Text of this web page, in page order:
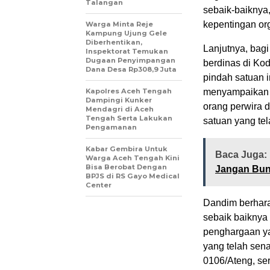
sebaik-
kepentingan
Lanjutnya,
berdinas di
pindah satuan
orang perwira
satuan yang
Baca Juga:
Jangan
Dandim
sebaik baiknya
penghargaan
yang telah
0106/Ateng,
Talangan
‎Warga Minta Reje
Kampung Ujung Gele
Diberhentikan,
Inspektorat Temukan
Dugaan Penyimpangan
Dana Desa Rp308,9 Juta
Kapolres Aceh Tengah
Dampingi Kunker
Mendagri di Aceh
Tengah Serta Lakukan
Pengamanan
Kabar Gembira Untuk
Warga Aceh Tengah Kini
Bisa Berobat Dengan
BPJS di RS Gayo Medical
Center